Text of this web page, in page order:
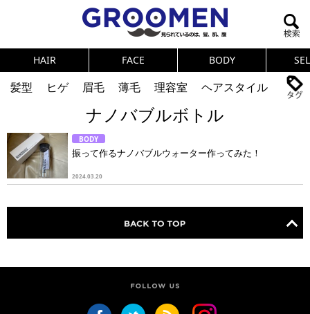
HAIR FACE BODY
髪型 ヒゲ 眉毛 薄毛 理容室
ヘアスタイル
体臭 ニオイ
連載
メンズコスメ
NEWS PICK UP 筋肉
女の本音
テストステロン
海外セレブ
健康
スキンケア 食事
調査結果
トレーニング
好印象な男
頭皮ケア
ダイエット
理容室
ナノバブルボトル
BODY
振って作るナノバブルウォーター作ってみた！
2024.03.20